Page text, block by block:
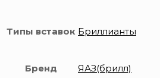
Типы вставок Бриллианты
Бренд ЯАЗ(брилл)